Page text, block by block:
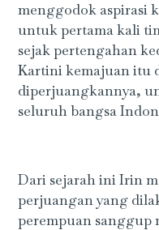
menggodok aspirasi
untuk pertama kali
sejak pertengahan
Kartini kemajuan itu
diperjuangkannya,
seluruh bangsa
Dari sejarah ini Irin
perjuangan yang
perempuan sanggup